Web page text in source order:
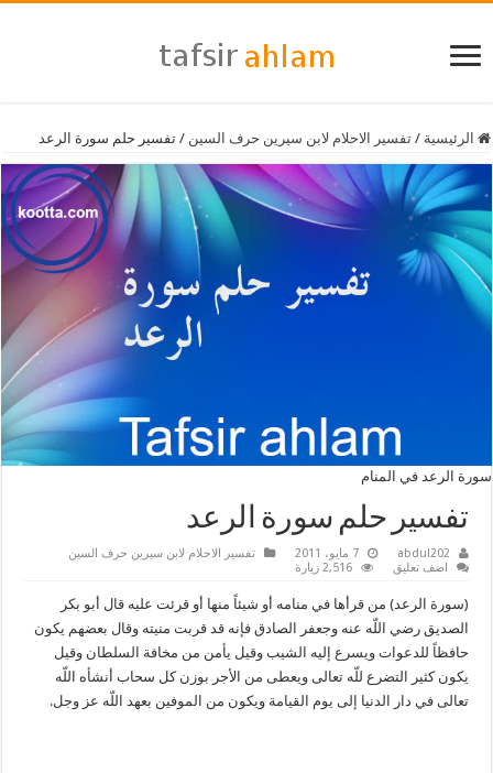
الرئيسية / تفسير الاحلام لابن سيرين حرف السين / تفسير حلم سورة الرعد
سورة الرعد في المنام
تفسير حلم سورة الرعد
abdul202 7 مايو، 2011
تفسير الاحلام لابن سيرين حرف السين
اضف تعليق
2,516 زيارة
(سورة الرعد) من قرأها في منامه أو شيئاً منها أو قرئت عليه قال أبو بكر
الصديق رضي اللّه عنه وجعفر الصادق فإنه قد قربت منيته وقال بعضهم يكون
حافظاً للدعوات ويسرع إليه الشيب وقيل يأمن من مخافة السلطان وقيل
يكون كثير التضرع للّه تعالى ويعطى من الأجر بوزن كل سحاب أنشأه اللّه
تعالى في دار الدنيا إلى يوم القيامة ويكون من الموفين بعهد اللّه عز وجل.